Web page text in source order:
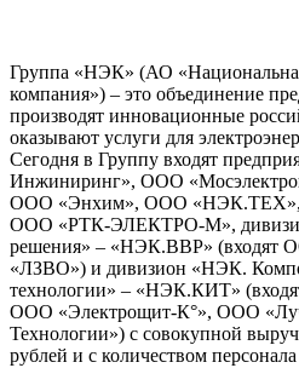
Группа «НЭК» (АО
компания») – это объединение
производят инновационные
оказывают услуги для
Сегодня в Группу входят
Инжиниринг», ООО
ООО «Энхим», ООО
ООО «РТК-ЭЛЕКТРО-М»,
решения» – «НЭК.ВВР»
«ЛЗВО») и дивизион «НЭК.
технологии» – «НЭК.КИТ»
ООО «Электрощит-К°», ООО
Технологии») с совокупной
рублей и с количеством